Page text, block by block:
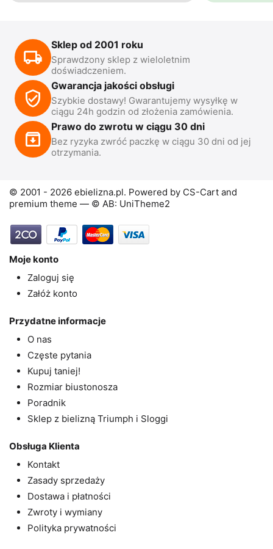
Sklep od 2001 roku
Sprawdzony sklep z wieloletnim
doświadczeniem.
Gwarancja jakości obsługi
Szybkie dostawy! Gwarantujemy wysyłkę w
ciągu 24h godzin od złożenia zamówienia.
Prawo do zwrotu w ciągu 30 dni
Bez ryzyka zwróć paczkę w ciągu 30 dni od jej
otrzymania.
© 2001 - 2026 ebielizna.pl. Powered by CS-Cart and
premium theme — © AB: UniTheme2
Moje konto
Zaloguj się
Załóż konto
Przydatne informacje
O nas
Częste pytania
Kupuj taniej!
Rozmiar biustonosza
Poradnik
Sklep z bielizną Triumph i Sloggi
Obsługa Klienta
Kontakt
Zasady sprzedaży
Dostawa i płatności
Zwroty i wymiany
Polityka prywatności